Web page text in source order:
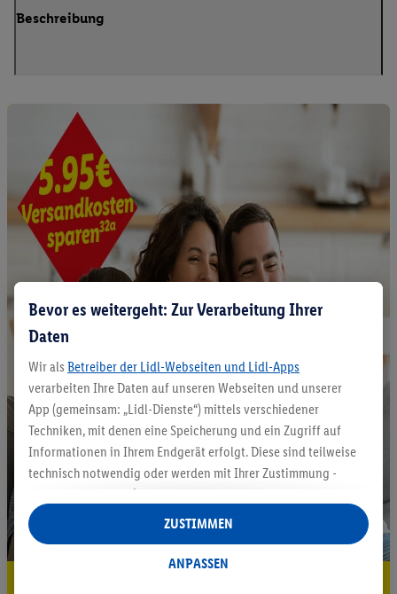
Beschreibung
Bevor es weitergeht: Zur Verarbeitung Ihrer
Daten
Wir als Betreiber der Lidl-Webseiten und Lidl-Apps
verarbeiten Ihre Daten auf unseren Webseiten und unserer
App (gemeinsam: „Lidl-Dienste“) mittels verschiedener
Techniken, mit denen eine Speicherung und ein Zugriff auf
Informationen in Ihrem Endgerät erfolgt. Diese sind teilweise
technisch notwendig oder werden mit Ihrer Zustimmung -
auch durch Partner (u.a.
Verantwortliche; im Zusammenhang mit dem IAB TCF
insgesamt
Statistik-Erstellung oder für personalisierte Werbung
ANPASSEN
ZUSTIMMEN